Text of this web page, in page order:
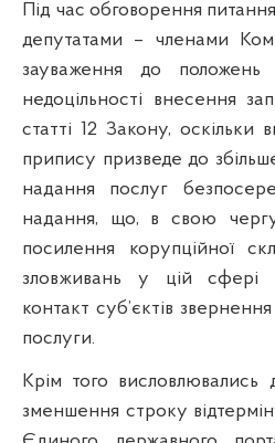
Під час обговорення
депутатами – членами
зауваження до положень
недоцільності внесення
статті 12 Закону, оскільки
припису призведе до
надання послуг
надання, що, в свою
посилення корупційної
зловживань у цій сфері
контакт суб’єктів
послуги.
Крім того висловлювались
зменшення строку